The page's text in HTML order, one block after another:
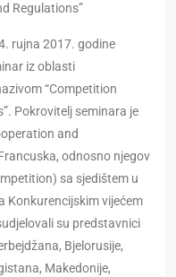
Regulations”
rujna 2017. godine
iz oblasti
“Competition
Pokrovitelj seminara je
and
odnosno njegov
sa sjedištem u
Konkurencijskim vijećem
su predstavnici
Bjelorusije,
Makedonije,